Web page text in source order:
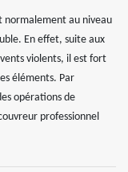
normalement au niveau
En effet, suite aux
violents, il est fort
éléments. Par
opérations de
professionnel